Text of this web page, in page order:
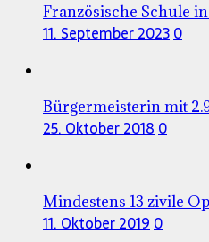
Französische Schule
11. September 20230
Bürgermeisterin mit
25. Oktober 2018 0
Mindestens 13 zivile
11. Oktober 2019 0